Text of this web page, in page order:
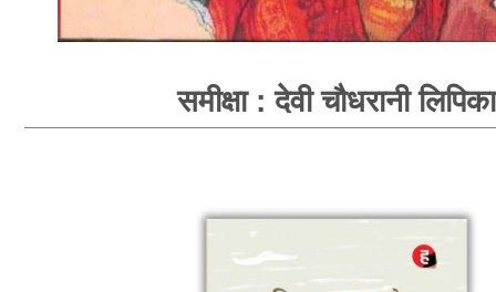
समीक्षा : देवी चौधरानी लिपिका